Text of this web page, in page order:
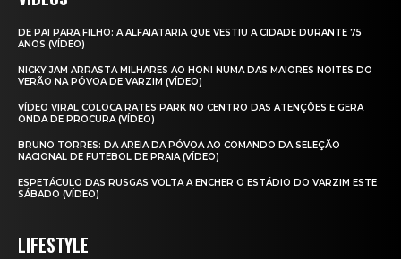
DE PAI PARA FILHO: A ALFAIATARIA QUE VESTIU A CIDADE DURANTE 75
ANOS (VÍDEO)
NICKY JAM ARRASTA MILHARES AO HONI NUMA DAS MAIORES NOITES DO
VERÃO NA PÓVOA DE VARZIM (VÍDEO)
VÍDEO VIRAL COLOCA RATES PARK NO CENTRO DAS ATENÇÕES E GERA
ONDA DE PROCURA (VÍDEO)
BRUNO TORRES: DA AREIA DA PÓVOA AO COMANDO DA SELEÇÃO
NACIONAL DE FUTEBOL DE PRAIA (VÍDEO)
ESPETÁCULO DAS RUSGAS VOLTA A ENCHER O ESTÁDIO DO VARZIM ESTE
SÁBADO (VÍDEO)
LIFESTYLE